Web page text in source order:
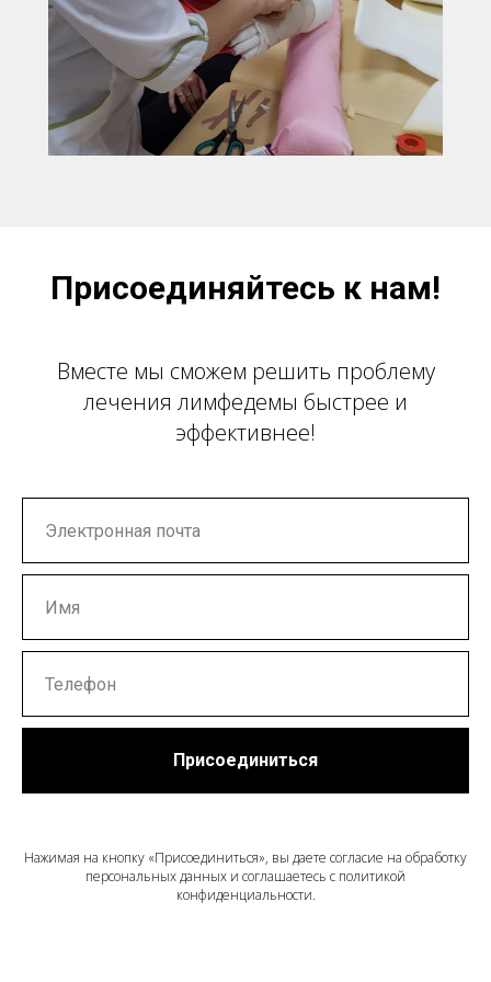
Присоединяйтесь к нам!
Вместе мы сможем решить проблему
лечения лимфедемы быстрее и
эффективнее!
Присоединиться
Нажимая на кнопку «Присоединиться», вы даете согласие на обработку
персональных данных и соглашаетесь c политикой
конфиденциальности.